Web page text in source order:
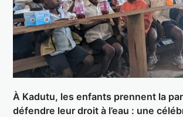
À Kadutu, les enfants prennent la
défendre leur droit à l’eau : une